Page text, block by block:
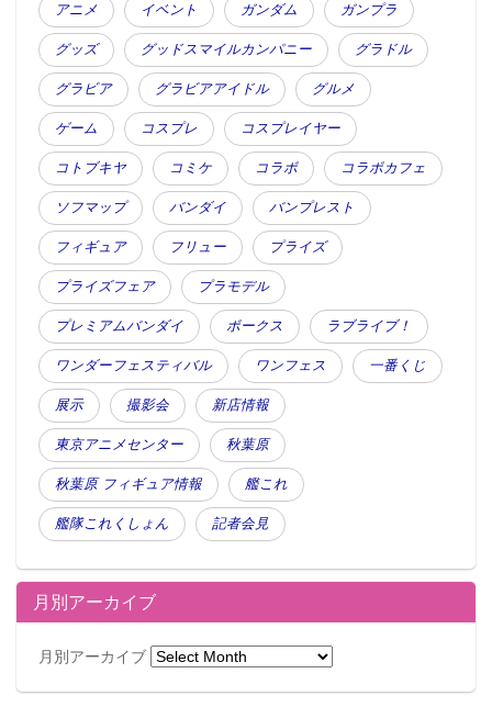
アニメ イベント ガンダム ガンプラ
グッズ グッドスマイルカンパニー グラドル
グラビア グラビアアイドル グルメ
ゲーム コスプレ コスプレイヤー
コトブキヤ コミケ コラボ コラボカフェ
ソフマップ バンダイ バンプレスト
フィギュア フリュー プライズ
プライズフェア プラモデル
プレミアムバンダイ ボークス ラブライブ！
ワンダーフェスティバル ワンフェス 一番くじ
展示 撮影会 新店情報
東京アニメセンター 秋葉原
秋葉原 フィギュア情報 艦これ
艦隊これくしょん 記者会見
月別アーカイブ
月別アーカイブ